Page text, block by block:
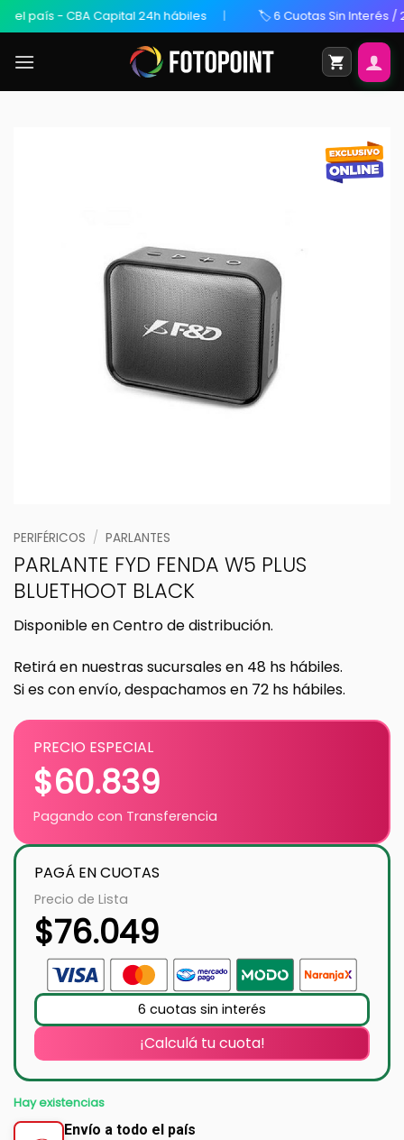
país - CBA Capital 24h hábiles 🏷️ 6 Cuotas Sin Interés /
PERIFÉRICOS / PARLANTES
PARLANTE FYD FENDA W5 PLUS
BLUETHOOT BLACK
Disponible en Centro de distribución.
Retirá en nuestras sucursales en 48 hs hábiles.
Si es con envío, despachamos en 72 hs hábiles.
PRECIO ESPECIAL
$60.839
Pagando con Transferencia
PAGÁ EN CUOTAS
Precio de Lista
$76.049
6 cuotas sin interés
¡Calculá tu cuota!
Hay existencias
Envío a todo el país